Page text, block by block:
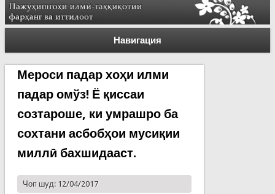
Навигация
Мероси падар хоҳи илми
падар омўз! Ё қиссаи
созтароше, ки умрашро ба
сохтани асбобҳои мусиқии
миллӣ бахшидааст.
Чоп шуд: 12/04/2017